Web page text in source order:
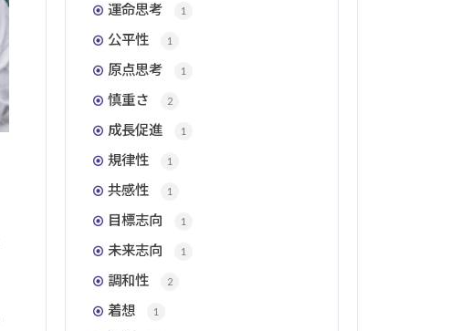
運命思考 1
公平性 1
原点思考 1
慎重さ 2
成長促進 1
規律性 1
共感性 1
目標志向 1
未来志向 1
調和性 2
着想 1